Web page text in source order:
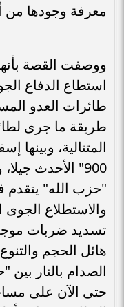
معرفة وجودها من
ووصفت القصة
استطاع الدفاع
طائرات العدو
طريقة ما جرى
المتتالية،
900" الأحدث
"حزب الله"
والاستطلاع
تسديد ضربات
هائل الحجم
الصدام بالنار
حتى الآن على